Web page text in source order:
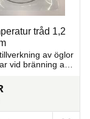
tråd 1,2
av öglor
vid bränning av
föremål.